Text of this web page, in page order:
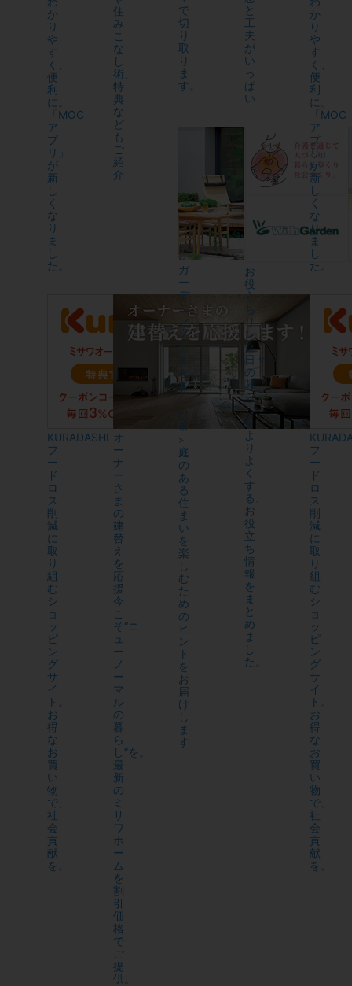
か
り
や
す
く、
便
利
に。
「MOC
ア
プ
リ」
が
新
し
く
な
り
ま
し
た。
住
み
こ
な
し
術、
特
典
な
ど
も
ご
紹
介
KURADASHI
フ
ー
ド
ロ
ス
削
減
に
取
り
組
む
シ
ョ
ッ
ピ
ン
グ
サ
イ
ト。
お
得
な
お
買
い
物
で、
社
会
貢
献
を。
オ
ー
ナ
ー
さ
ま
の
建
替
え
を
応
援
今
こ
そ“ニ
ュ
ー
ノ
ー
マ
ル
の
暮
ら
し”を。
最
新
の
ミ
サ
ワ
ホ
ー
ム
を
割
引
価
格
で
ご
提
供。
で
切
り
取
り
ま
す。
と
工
夫
が
い
っ
ぱ
い
ガ
ー
デ
ニ
ン
グ
<
楽
>
庭
の
あ
る
住
ま
い
を
楽
し
む
た
め
の
ヒ
ン
ト
を
お
届
け
し
ま
す
お
役
立
ち
リ
ン
ク
日々
の
暮
ら
し
を
よ
り
よ
く
す
る、
お
役
立
ち
情
報
を
ま
と
め
ま
し
た。
か
り
や
す
く、
便
利
に。
「MOC
ア
プ
リ」
が
新
し
く
な
り
ま
し
た。
フ
ー
ド
ロ
ス
削
減
に
取
り
組
む
シ
ョ
ッ
ピ
ン
グ
サ
イ
ト。
お
得
な
お
買
い
物
で、
社
会
貢
献
を。